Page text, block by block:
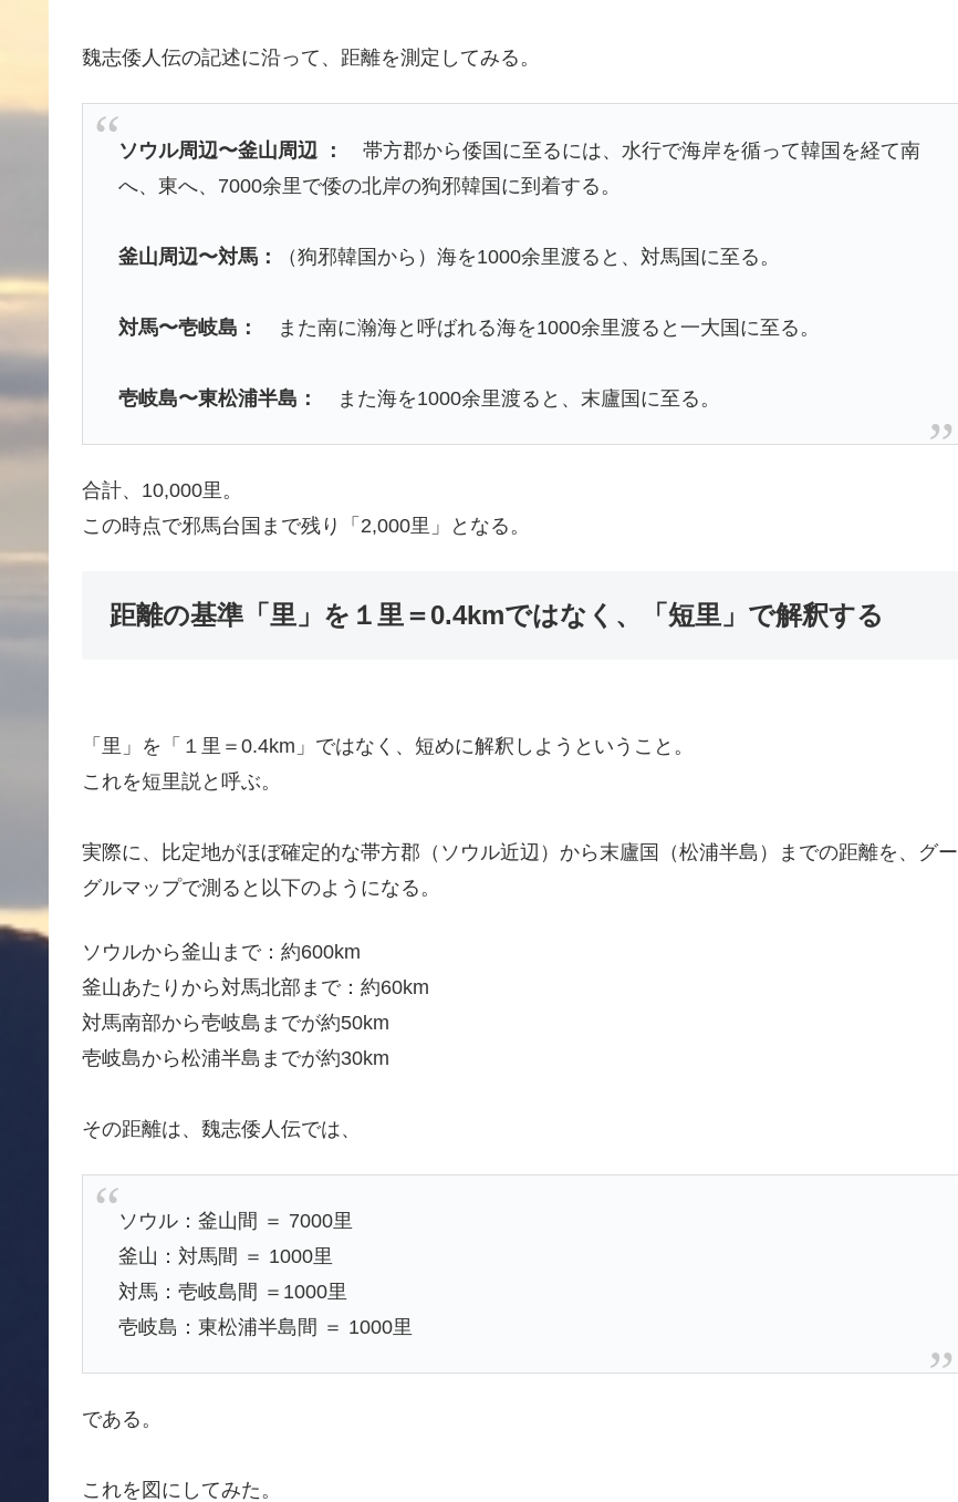
魏志倭人伝の記述に沿って、距離を測定してみる。
ソウル周辺〜釜山周辺 ：
帯方郡から倭国に至るには、水行で海岸を循って韓国を経て南
へ、東へ、7000余里で倭の北岸の狗邪韓国に到着する。
釜山周辺〜対馬： （狗邪韓国から）海を1000余里渡ると、対馬国に至る。
対馬〜壱岐島： また南に瀚海と呼ばれる海を1000余里渡ると一大国に至る。
壱岐島〜東松浦半島： また海を1000余里渡ると、末廬国に至る。
合計、10,000里。
この時点で邪馬台国まで残り「2,000里」となる。
距離の基準「里」を１里＝0.4kmではなく、「短里」で解釈する
「里」を「１里＝0.4km」ではなく、短めに解釈しようということ。
これを短里説と呼ぶ。
実際に、比定地がほぼ確定的な帯方郡（ソウル近辺）から末廬国（松浦半島）までの距離を、グー
グルマップで測ると以下のようになる。
ソウルから釜山まで：約600km
釜山あたりから対馬北部まで：約60km
対馬南部から壱岐島までが約50km
壱岐島から松浦半島までが約30km
その距離は、魏志倭人伝では、
ソウル：釜山間 ＝ 7000里
釜山：対馬間 ＝ 1000里
対馬：壱岐島間 ＝1000里
壱岐島：東松浦半島間 ＝ 1000里
である。
これを図にしてみた。